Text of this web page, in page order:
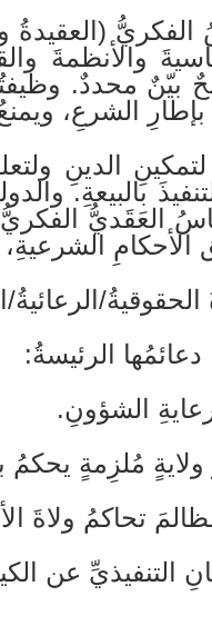
الفكريُّ
والأنظمةَ
بيّنٌ محددٌ.
بإطارِ الشرعِ،
لتمكينِ الدينِ
بالبيعةِ.
العَقَديُّ
الشرعيةِ،
الحقوقيةُ/
الرئيسةُ:
الشؤونِ.
مُلزِمةٍ يحكمُ
تحاكمُ ولاةَ
التنفيذيِّ عن